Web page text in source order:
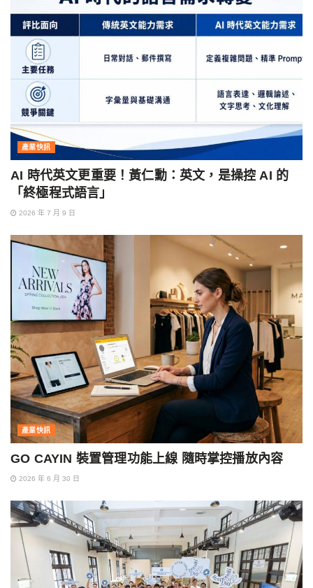
產業快訊
AI 時代英文更重要！黃仁勳：英文，是操控 AI 的
「終極程式語言」
2026 年 7 月 9 日
產業快訊
GO CAYIN 裝置管理功能上線 隨時掌控播放內容
2026 年 6 月 30 日